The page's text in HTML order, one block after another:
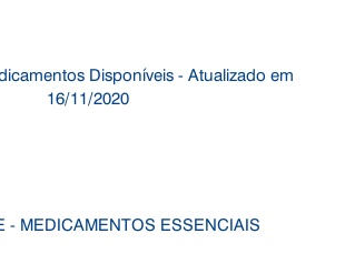
Disponíveis - Atualizado em
16/11/2020